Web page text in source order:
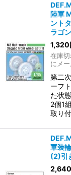
陸軍
ント
ラゴ
1,320
在庫
にメ
第二
ーフ
た状
2個1
取り
軍装
(2)引
2,640